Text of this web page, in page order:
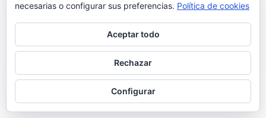
Neve| Funciona gracias aWordPress
INICIO ASÓCIATE CONTACTO
necesarias o configurar sus preferencias. Política de cookies
Aceptar todo
Rechazar
Configurar